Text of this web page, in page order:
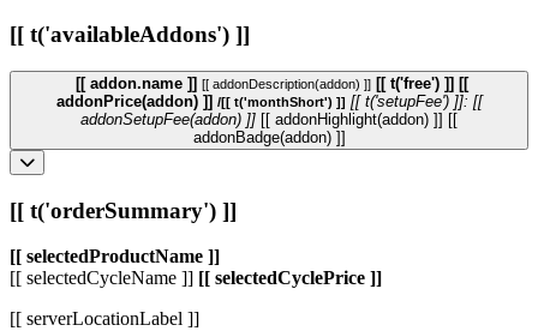
[[ t('availableAddons') ]]
[[ addon.name ]] [[ addonDescription(addon) ]] [[ t('free') ]] [[
addonPrice(addon) ]] /[[ t('monthShort') ]] [[ t('setupFee') ]]: [[
addonSetupFee(addon) ]] [[ addonHighlight(addon) ]] [[
addonBadge(addon) ]]
[[ t('orderSummary') ]]
[[ selectedProductName ]]
[[ selectedCycleName ]] [[ selectedCyclePrice ]]
[[ serverLocationLabel ]]